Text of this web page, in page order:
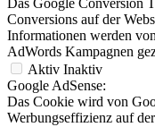
Das Google Conversion
Conversions auf der
Informationen werden
AdWords Kampagnen
Aktiv Inaktiv
Google AdSense:
Das Cookie wird von
Werbungseffizienz auf